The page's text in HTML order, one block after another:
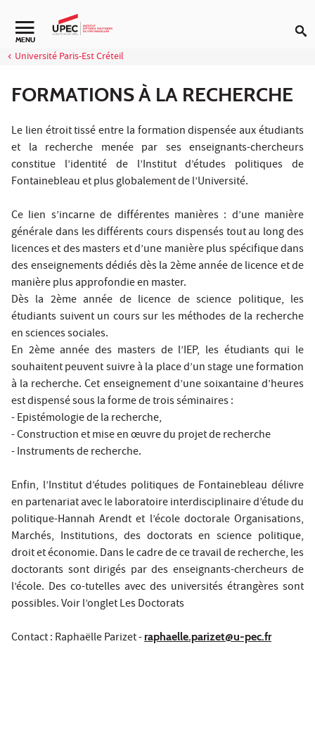
Aller au contenu
Navigation secondaire
MENU
Université Paris-Est Créteil
FORMATIONS À LA RECHERCHE
Le lien étroit tissé entre la formation dispensée aux étudiants
et la recherche menée par ses enseignants-chercheurs
constitue l’identité de l’Institut d’études politiques de
Fontainebleau et plus globalement de l’Université.
Ce lien s’incarne de différentes manières : d’une manière
générale dans les différents cours dispensés tout au long des
licences et des masters et d’une manière plus spécifique dans
des enseignements dédiés dès la 2ème année de licence et de
manière plus approfondie en master.
Dès la 2ème année de licence de science politique, les
étudiants suivent un cours sur les méthodes de la recherche
en sciences sociales.
En 2ème année des masters de l’IEP, les étudiants qui le
souhaitent peuvent suivre à la place d’un stage une formation
à la recherche. Cet enseignement d’une soixantaine d’heures
est dispensé sous la forme de trois séminaires :
- Epistémologie de la recherche,
- Construction et mise en œuvre du projet de recherche
- Instruments de recherche.
Enfin, l’Institut d’études politiques de Fontainebleau délivre
en partenariat avec le laboratoire interdisciplinaire d’étude du
politique-Hannah Arendt et l’école doctorale Organisations,
Marchés, Institutions, des doctorats en science politique,
droit et économie. Dans le cadre de ce travail de recherche, les
doctorants sont dirigés par des enseignants-chercheurs de
l’école. Des co-tutelles avec des universités étrangères sont
possibles. Voir l’onglet Les Doctorats
Contact : Raphaëlle Parizet - raphaelle.parizet@u-pec.fr